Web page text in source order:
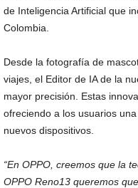
de Inteligencia Artificial que
Colombia.
Desde la fotografía de
viajes, el Editor de IA de la
mayor precisión. Estas
ofreciendo a los usuarios
nuevos dispositivos.
“En OPPO, creemos que la
OPPO Reno13 queremos